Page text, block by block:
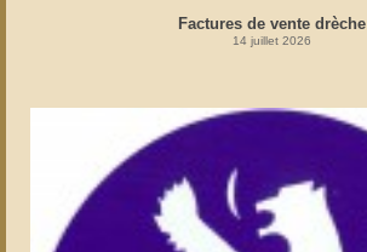
Factures de vente drèche
14 juillet 2026